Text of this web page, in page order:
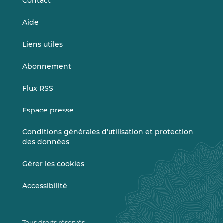
Aide
Liens utiles
Abonnement
Flux RSS
Espace presse
Conditions générales d’utilisation et protection
des données
Gérer les cookies
Accessibilité